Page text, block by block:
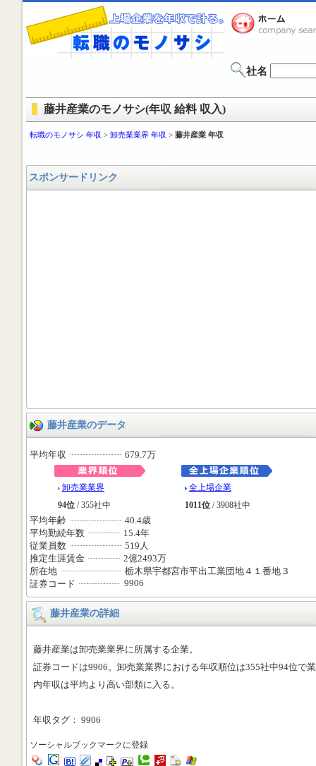
社名
藤井産業のモノサシ(年収 給料 収入)
転職のモノサシ 年収 > 卸売業業界 年収 > 藤井産業 年収
スポンサードリンク
藤井産業のデータ
平均年収 679.7万
卸売業業界
94位 / 355社中
全上場企業
1011位 / 3908社中
平均年齢
40.4歳
平均勤続年数
15.4年
従業員数
519人
推定生涯賃金
2億2493万
所在地
栃木県宇都宮市平出工業団地４１番地３
証券コード
9906
藤井産業の詳細
藤井産業は卸売業業界に所属する企業。
証券コードは9906。卸売業業界における年収順位は355社中94位で
内年収は平均より高い部類に入る。
年収タグ： 9906
ソーシャルブックマークに登録